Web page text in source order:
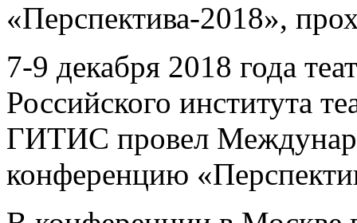
«Перспектива-2018»,
7-9 декабря 2018 года
Российского института
ГИТИС провел
конференцию